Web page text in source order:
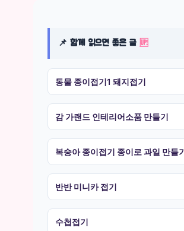
📌 함께 읽으면 좋은 글 🆙
동물 종이접기1 돼지접기
감 가랜드 인테리어소품 만들기
복숭아 종이접기 종이로 과일 만들기
반반 미니카 접기
수첩접기